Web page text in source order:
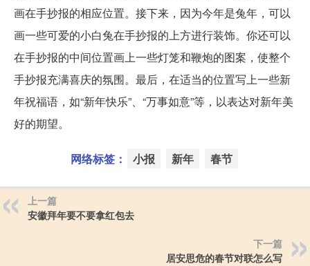
画在手抄报的相应位置。接下来，因为今年是兔年，可以
画一些可爱的小白兔在手抄报的上方进行装饰。你还可以
在手抄报的中间位置画上一些灯笼和鞭炮的图案，使整个
手抄报充满喜庆的氛围。最后，在适当的位置写上一些新
年祝福语，如“新年快乐”、“万事如意”等，以表达对新年美
好的期望。
网络标签： 小报 新年 春节
上一篇
安徽拜年要不要拿红包去
下一篇
居安思危的春节对联怎么写